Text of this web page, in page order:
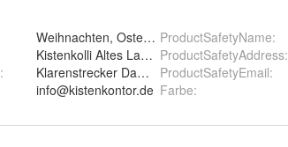
Weihnachten, Ostern, Geburtstag
Kistenkolli Altes Land GmbH
:
Klarenstrecker Damm 20, 21684 Stade
info@kistenkontor.de
ProductSafetyName:
ProductSafetyAddress:
ProductSafetyEmail:
Farbe: